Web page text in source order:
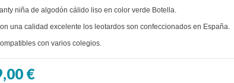
niña de algodón cálido liso en color verde Botella.
una calidad excelente los leotardos son confeccionados en España.
con varios colegios.
€